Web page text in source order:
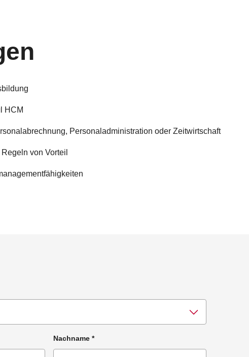
HCM
Personaladministration oder Zeitwirtschaft
von Vorteil
Nachname *